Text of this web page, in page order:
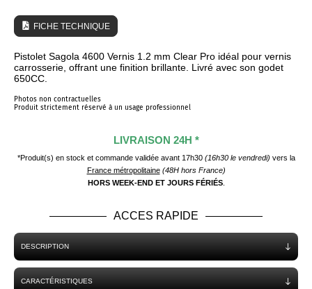
FICHE TECHNIQUE
Pistolet Sagola 4600 Vernis 1.2 mm Clear Pro idéal pour vernis
carrosserie, offrant une finition brillante. Livré avec son godet
650CC.
Photos non contractuelles
Produit strictement réservé à un usage professionnel
LIVRAISON 24H *
*Produit(s) en stock et commande validée avant 17h30 (16h30 le vendredi) vers la
France métropolitaine (48H hors France)
HORS WEEK-END ET JOURS FÉRIÉS.
ACCES RAPIDE
DESCRIPTION
CARACTÉRISTIQUES